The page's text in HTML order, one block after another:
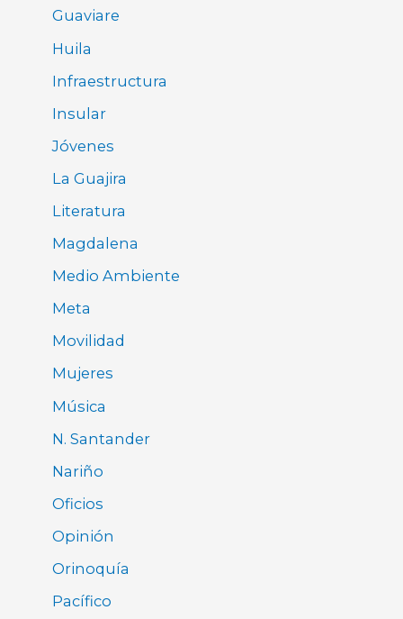
Guaviare
Huila
Infraestructura
Insular
Jóvenes
La Guajira
Literatura
Magdalena
Medio Ambiente
Meta
Movilidad
Mujeres
Música
N. Santander
Nariño
Oficios
Opinión
Orinoquía
Pacífico